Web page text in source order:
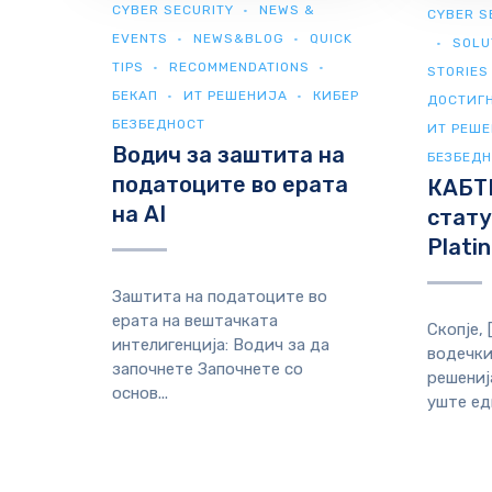
CYBER SECURITY
NEWS &
EVENTS
NEWS&BLOG
QUICK
TIPS
RECOMMENDATIONS
БЕКАП
ИТ РЕШЕНИЈА
КИБЕР
БЕЗБЕДНОСТ
Водич за заштита на
податоците во ерата
на AI
Заштита на податоците во
ерата на вештачката
интелигенција: Водич за да
започнете Започнете со
основ...
CYBER
STORIES
ИТ
уште